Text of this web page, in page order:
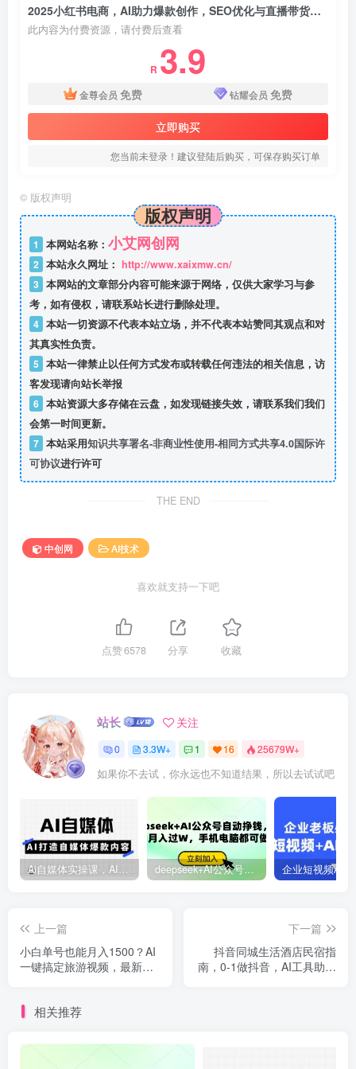
2025小红书电商，AI助力爆款创作，SEO优化与直播带货，提升流量转化与变现
此内容为付费资源，请付费后查看
R 3.9
金尊会员 免费 钻耀会员 免费
立即购买
您当前未登录！建议登陆后购买，可保存购买订单
© 版权声明
版权声明
1 本网站名称： 小艾网创网
2 本站永久网址： http://www.xaixmw.cn/
3 本网站的文章部分内容可能来源于网络，仅供大家学习与参
考，如有侵权，请联系站长进行删除处理。
4 本站一切资源不代表本站立场，并不代表本站赞同其观点和对
其真实性负责。
5 本站一律禁止以任何方式发布或转载任何违法的相关信息，访
客发现请向站长举报
6 本站资源大多存储在云盘，如发现链接失效，请联系我们我们
会第一时间更新。
7 本站采用知识共享署名-非商业性使用-相同方式共享4.0国际许
可协议进行许可
THE END
中创网 AI技术
喜欢就支持一下吧
点赞6578 分享 收藏
站长 关注
0 3.3W+ 1 16 25679W+
如果你不去试，你永远也不知道结果，所以去试试吧
Ai自媒体实操课，AI打造自媒体爆款内容 deepseek+AI公众号自动挣钱，轻松月入过W，手机电脑都可做
上一篇
小白单号也能月入1500？AI
一键搞定旅游视频，最新携
下一篇
抖音同城生活酒店民宿指
南，0-1做抖音，AI工具助力
相关推荐